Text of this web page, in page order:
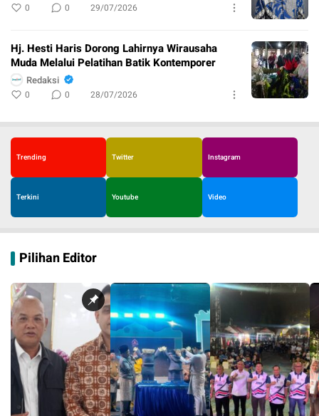
0 0 29/07/2026
Hj. Hesti Haris Dorong Lahirnya Wirausaha
Muda Melalui Pelatihan Batik Kontemporer
Redaksi
0 0 28/07/2026
Trending Twitter Instagram
Terkini Youtube Video
Pilihan Editor